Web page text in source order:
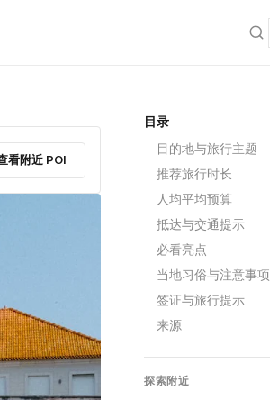
看附近 POI
目录
目的地与旅行主题
推荐旅行时长
人均平均预算
抵达与交通提示
必看亮点
当地习俗与注意事项
签证与旅行提示
来源
探索附近